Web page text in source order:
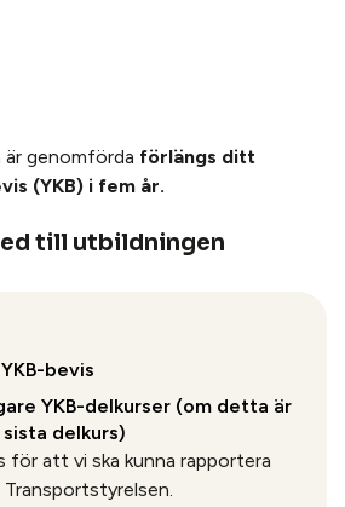
är genomförda förlängs ditt
(YKB) i fem år.
till utbildningen
bevis
YKB-delkurser (om detta är
delkurs)
för att vi ska kunna rapportera